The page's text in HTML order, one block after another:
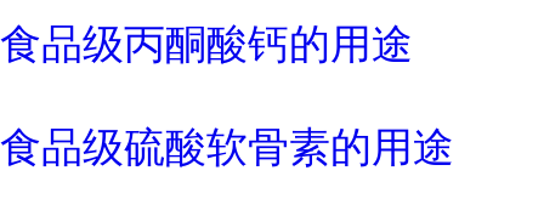
食品级丙酮酸钙的用途
食品级硫酸软骨素的用途